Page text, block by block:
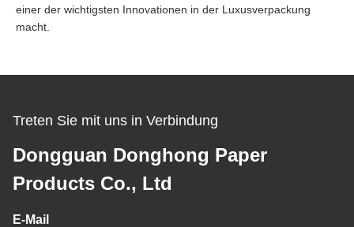
einer der wichtigsten Innovationen in der Luxusverpackung
macht.
Treten Sie mit uns in Verbindung
Dongguan Donghong Paper
Products Co., Ltd
E-Mail